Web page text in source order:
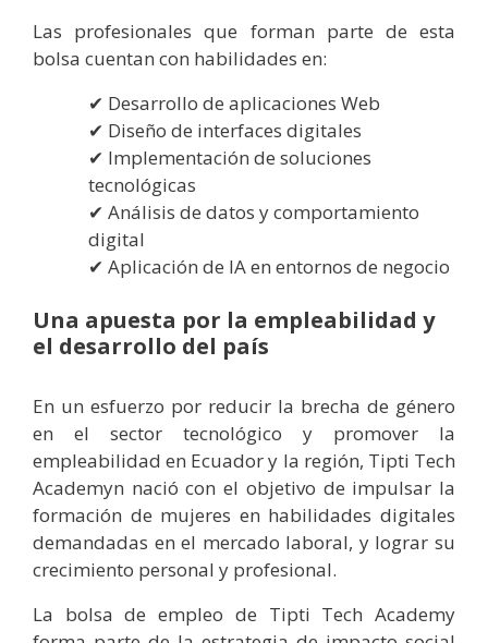
Las profesionales que forman parte de esta
bolsa cuentan con habilidades en:
Desarrollo de aplicaciones Web
Diseño de interfaces digitales
Implementación de soluciones
tecnológicas
Análisis de datos y comportamiento
digital
Aplicación de IA en entornos de negocio
Una apuesta por la empleabilidad y
el desarrollo del país
En un esfuerzo por reducir la brecha de género
en el sector tecnológico y promover la
empleabilidad en Ecuador y la región, Tipti Tech
Academyn nació con el objetivo de impulsar la
formación de mujeres en habilidades digitales
demandadas en el mercado laboral, y lograr su
crecimiento personal y profesional.
La bolsa de empleo de Tipti Tech Academy